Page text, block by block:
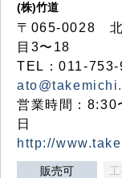
(株)竹道
〒065-0028 北
目3〜18
TEL：011-
営業時間：8:30
日
http://
販売可